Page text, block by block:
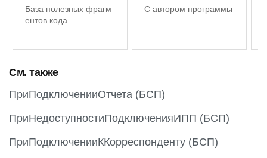
База полезных фрагм
ентов кода
С автором программы
См. также
ПриПодключенииОтчета (БСП)
ПриНедоступностиПодключенияИПП (БСП)
ПриПодключенииККорреспонденту (БСП)